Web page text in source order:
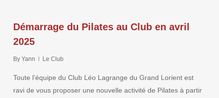
Démarrage du Pilates au Club en avril
2025
By Yann Le Club
Toute l’équipe du Club Léo Lagrange du Grand Lorient est
ravi de vous proposer une nouvelle activité de Pilates à partir